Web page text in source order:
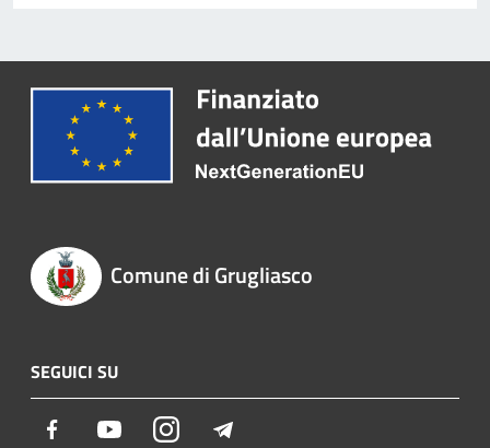
Comune di Grugliasco
SEGUICI SU
Facebook YoutubeInstagram